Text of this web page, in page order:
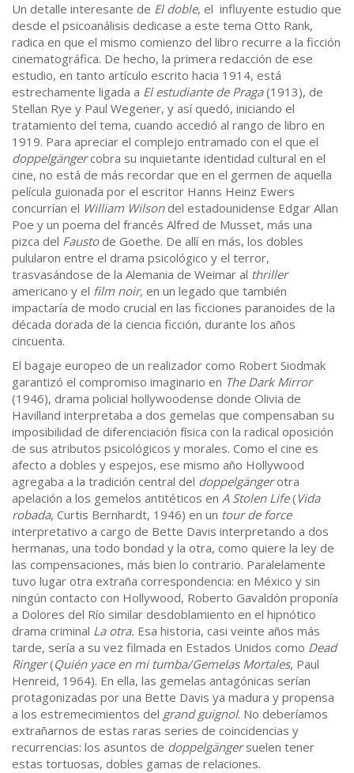
Un detalle interesante de El doble, el influyente estudio que
desde el psicoanálisis dedicase a este tema Otto Rank,
radica en que el mismo comienzo del libro recurre a la ficción
cinematográfica. De hecho, la primera redacción de ese
estudio, en tanto artículo escrito hacia 1914, está
estrechamente ligada a El estudiante de Praga(1913), de
Stellan Rye y Paul Wegener, y así quedó, iniciando el
tratamiento del tema, cuando accedió al rango de libro en
1919. Para apreciar el complejo entramado con el que el
doppelgängercobra su inquietante identidad cultural en el
cine, no está de más recordar que en el germen de aquella
película guionada por el escritor Hanns Heinz Ewers
concurrían el William Wilsondel estadounidense Edgar Allan
Poe y un poema del francés Alfred de Musset, más una
pizca del Faustode Goethe. De allí en más, los dobles
pulularon entre el drama psicológico y el terror,
trasvasándose de la Alemania de Weimar al thriller
americano y el film noir, en un legado que también
impactaría de modo crucial en las ficciones paranoides de la
década dorada de la ciencia ficción, durante los años
cincuenta.
El bagaje europeo de un realizador como Robert Siodmak
garantizó el compromiso imaginario en The Dark Mirror
(1946), drama policial hollywoodense donde Olivia de
Havilland interpretaba a dos gemelas que compensaban su
imposibilidad de diferenciación física con la radical oposición
de sus atributos psicológicos y morales. Como el cine es
afecto a dobles y espejos, ese mismo año Hollywood
agregaba a la tradición central del doppelgängerotra
apelación a los gemelos antitéticos en A Stolen Life(Vida
robada, Curtis Bernhardt, 1946) en un tour de force
interpretativo a cargo de Bette Davis interpretando a dos
hermanas, una todo bondad y la otra, como quiere la ley de
las compensaciones, más bien lo contrario. Paralelamente
tuvo lugar otra extraña correspondencia: en México y sin
ningún contacto con Hollywood, Roberto Gavaldón proponía
a Dolores del Río similar desdoblamiento en el hipnótico
drama criminal La otra. Esa historia, casi veinte años más
tarde, sería a su vez filmada en Estados Unidos como Dead
Ringer(Quién yace en mi tumba/Gemelas Mortales, Paul
Henreid, 1964). En ella, las gemelas antagónicas serían
protagonizadas por una Bette Davis ya madura y propensa
a los estremecimientos del grand guignol. No deberíamos
extrañarnos de estas raras series de coincidencias y
recurrencias: los asuntos de doppelgängersuelen tener
estas tortuosas, dobles gamas de relaciones.